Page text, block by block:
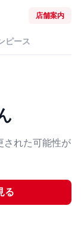
店舗案内
ピース
された可能性が
る